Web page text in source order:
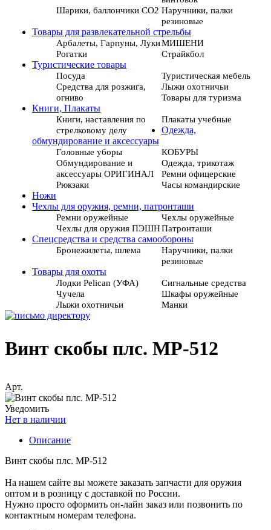
Шарики, баллончики СО2 Наручники, палки
резиновые
Товары для развлекательной стрельбы
Арбалеты, Гарпуны, ЛукиМИШЕНИ
Рогатки
Страйкбол
Туристические товары
Посуда
Туристическая мебель
Средства для розжига,
огниво
Лыжи охотничьи
Товары для туризма
Книги, Плакаты
Книги, наставления по
стрелковому делу
Плакаты учебные
Одежда,
обмундирование и аксессуары
Головные уборы
КОБУРЫ
Обмундирование и
аксессуары ОРИГИНАЛ
Одежда, трикотаж
Ремни офицерские
Рюкзаки
Часы командирские
Ножи
Чехлы для оружия, ремни, патронташи
Ремни оружейные
Чехлы оружейные
Чехлы для оружия ПЭШНПатронташи
Спецсредства и средства самообороны
Бронежилеты, шлема
Наручники, палки
резиновые
Товары для охоты
Лодки Pelican (УФА)
Сигнальные средства
Чучела
Шкафы оружейные
Лыжи охотничьи
Манки
Винт скобы плс. МР-512
Арт.
Уведомить
Нет в наличии
Описание
Винт скобы плс. МР-512
На нашем сайте вы можете заказать запчасти для оружия
оптом и в розницу с доставкой по России.
Нужно просто оформить он-лайн заказ или позвонить по
контактным номерам телефона.